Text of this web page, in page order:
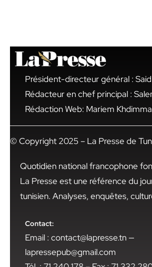
Président-directeur général :
Rédacteur en chef principal :
Rédaction Web: Mariem
© Copyright 2025 – La Presse de
Quotidien national francophone
La Presse est une référence du
tunisien. Analyses, enquêtes,
Contact:
Email : contact@lapresse.tn —
lapressepub@gmail.com